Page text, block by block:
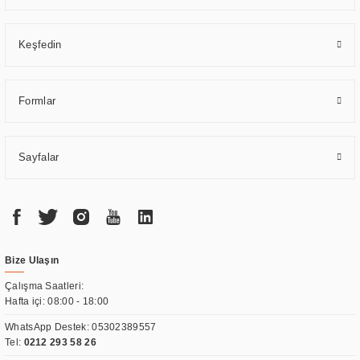
Keşfedin
Formlar
Sayfalar
Bize Ulaşın
Çalışma Saatleri:
Hafta içi: 08:00 - 18:00
WhatsApp Destek:05302389557
Tel: 0212 293 58 26